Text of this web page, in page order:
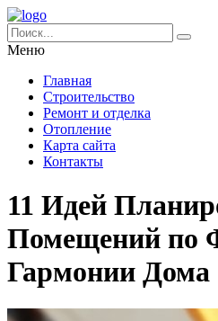
Меню
Главная
Строительство
Ремонт и отделка
Отопление
Карта сайта
Контакты
11 Идей
Помещений по
Гармонии Дома